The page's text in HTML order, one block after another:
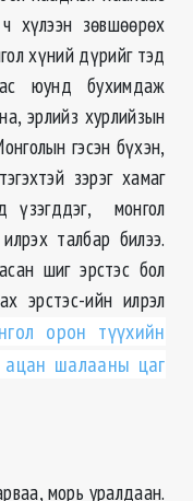
хүлээн зөвшөөрөх
хүний дүрийг тэд
юунд бухимдаж
эрлийз хурлийзын
гэсэн бүхэн,
зэрэг хамаг
үзэгддэг, монгол
талбар билээ.
шиг эрстэс бол
эрстэс-ийн илрэл
орон түүхийн
ацан шалааны цаг
морь уралдаан.